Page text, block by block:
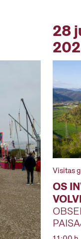
28
Visitas
OS